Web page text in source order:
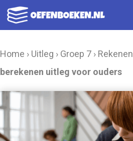
Ga
naar
Home › Uitleg › Groep 7 › Rekenen
berekenen uitleg voor ouders